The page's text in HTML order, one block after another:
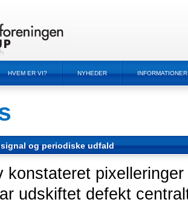
HVEM ER VI? NYHEDER INFORMATIONER
og periodiske udfald
konstateret
udskiftet defekt